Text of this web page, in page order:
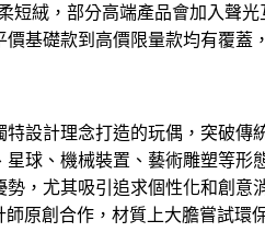
短絨，部分高端產品會加入聲
基礎款到高價限量款均有覆蓋
設計理念打造的玩偶，突破傳
球、機械裝置、藝術雕塑等形
，尤其吸引追求個性化和創意
原創合作，材質上大膽嘗試環